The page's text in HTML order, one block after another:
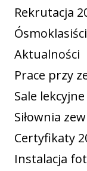
Rekrutacja
Aktualności
Prace przy
Sale lekcyjne
Siłownia
Certyfikaty
Instalacja